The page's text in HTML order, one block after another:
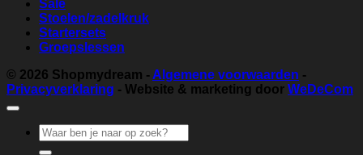
Sale
Stoelen/zadelkruk
Startersets
Groepslessen
© 2026 Shopmydream - Algemene voorwaarden -
Privacyverklaring - Website & marketing door WeDeCom
Zoeken
naar: